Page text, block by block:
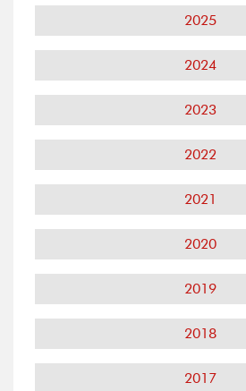
2025
2024
2023
2022
2021
2020
2019
2018
2017